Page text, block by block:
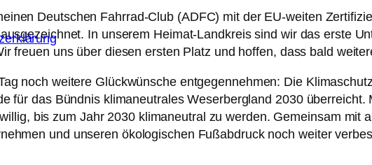
Deutschen Fahrrad-Club (ADFC) mit der EU-weiten
In unserem Heimat-Landkreis sind wir das erste
freuen uns über diesen ersten Platz und hoffen, dass bald
noch weitere Glückwünsche entgegennehmen: Die
für das Bündnis klimaneutrales Weserbergland 2030 überreicht.
bis zum Jahr 2030 klimaneutral zu werden. Gemeinsam mit
und unseren ökologischen Fußabdruck noch weiter